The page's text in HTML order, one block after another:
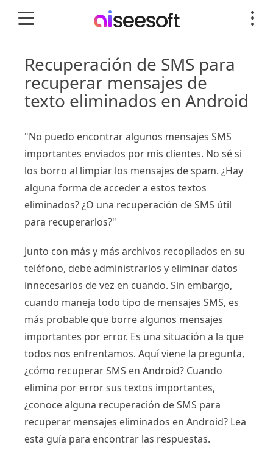
Recuperación de SMS para
recuperar mensajes de
texto eliminados en Android
"No puedo encontrar algunos mensajes SMS
importantes enviados por mis clientes. No sé si
los borro al limpiar los mensajes de spam. ¿Hay
alguna forma de acceder a estos textos
eliminados? ¿O una recuperación de SMS útil
para recuperarlos?"
Junto con más y más archivos recopilados en su
teléfono, debe administrarlos y eliminar datos
innecesarios de vez en cuando. Sin embargo,
cuando maneja todo tipo de mensajes SMS, es
más probable que borre algunos mensajes
importantes por error. Es una situación a la que
todos nos enfrentamos. Aquí viene la pregunta,
¿cómo recuperar SMS en Android? Cuando
elimina por error sus textos importantes,
¿conoce alguna recuperación de SMS para
recuperar mensajes eliminados en Android? Lea
esta guía para encontrar las respuestas.